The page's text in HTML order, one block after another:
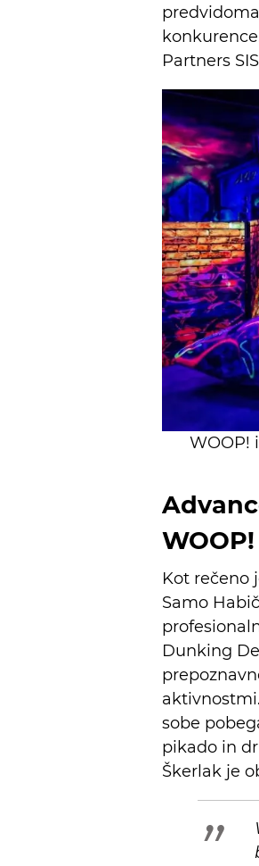
Partners
WOOP!
WOOP!
Kot rečeno
Samo
Dunking
sobe
pikado in
Škerlak je